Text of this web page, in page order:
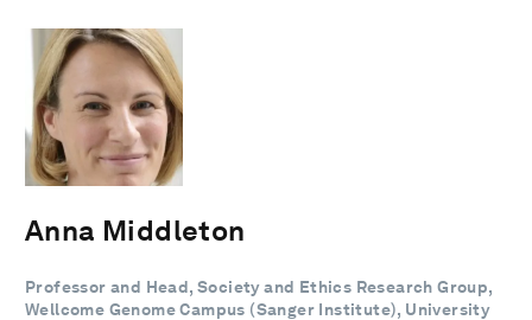
Anna Middleton
Professor and Head, Society and Ethics Research Group,
Wellcome Genome Campus (Sanger Institute), University